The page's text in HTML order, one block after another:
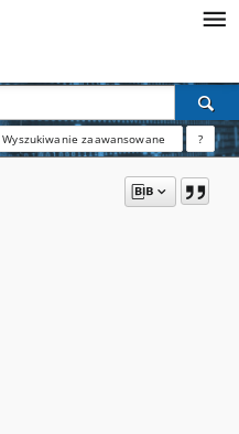
Wyszukiwanie zaawansowane ?